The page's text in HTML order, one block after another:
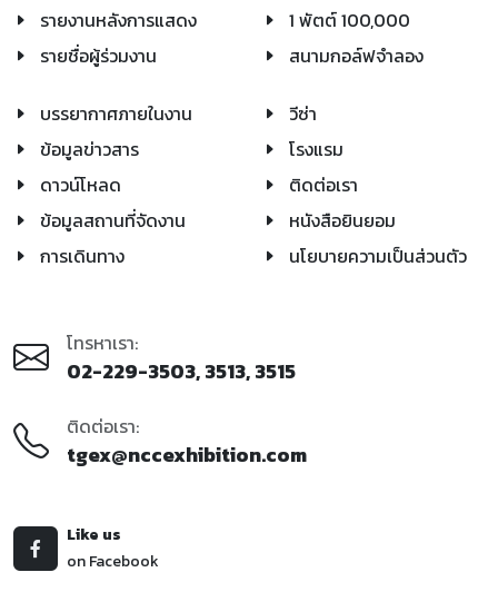
รายงานหลังการแสดง
รายชื่อผู้ร่วมงาน
1 พัตต์ 100,000
สนามกอล์ฟจำลอง
บรรยากาศภายในงาน
ข้อมูลข่าวสาร
ดาวน์โหลด
ข้อมูลสถานที่จัดงาน
การเดินทาง
วีซ่า
โรงแรม
ติดต่อเรา
หนังสือยินยอม
นโยบายความเป็นส่วนตัว
โทรหาเรา:
02-229-3503, 3513, 3515
ติดต่อเรา:
tgex@nccexhibition.com
Like us
on Facebook